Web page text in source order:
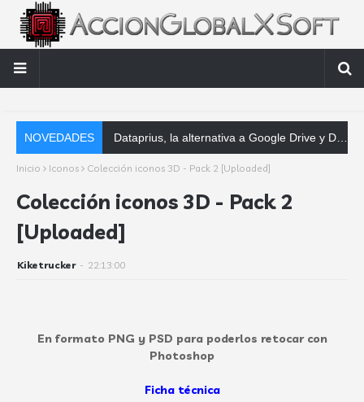
NOVEDADES Dataprius, la alternativa a Google Drive y Dropbox que las empresas deberían conocer
Inicio Iconos Colección iconos 3D - Pack 2 [Uploaded]
Colección iconos 3D - Pack 2
[Uploaded]
Kiketrucker - 22:13:00
En formato PNG y PSD para poderlos retocar con
Photoshop
Ficha técnica